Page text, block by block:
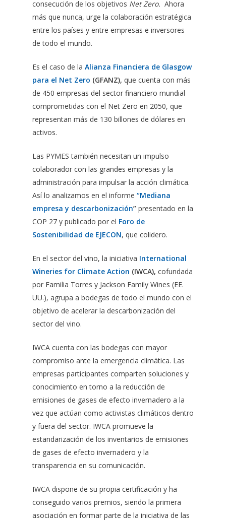
consecución de los objetivos Net Zero. Ahora
más que nunca, urge la colaboración estratégica
entre los países y entre empresas e inversores
de todo el mundo.
Es el caso de la Alianza Financiera de Glasgow
para el Net Zero (GFANZ), que cuenta con más
de 450 empresas del sector financiero mundial
comprometidas con el Net Zero en 2050, que
representan más de 130 billones de dólares en
activos.
Las PYMES también necesitan un impulso
colaborador con las grandes empresas y la
administración para impulsar la acción climática.
Así lo analizamos en el informe “Mediana
empresa y descarbonización” presentado en la
COP 27 y publicado por el Foro de
Sostenibilidad de EJECON, que colidero.
En el sector del vino, la iniciativa International
Wineries for Climate Action (IWCA), cofundada
por Familia Torres y Jackson Family Wines (EE.
UU.), agrupa a bodegas de todo el mundo con el
objetivo de acelerar la descarbonización del
sector del vino.
IWCA cuenta con las bodegas con mayor
compromiso ante la emergencia climática. Las
empresas participantes comparten soluciones y
conocimiento en torno a la reducción de
emisiones de gases de efecto invernadero a la
vez que actúan como activistas climáticos dentro
y fuera del sector. IWCA promueve la
estandarización de los inventarios de emisiones
de gases de efecto invernadero y la
transparencia en su comunicación.
IWCA dispone de su propia certificación y ha
conseguido varios premios, siendo la primera
asociación en formar parte de la iniciativa de las